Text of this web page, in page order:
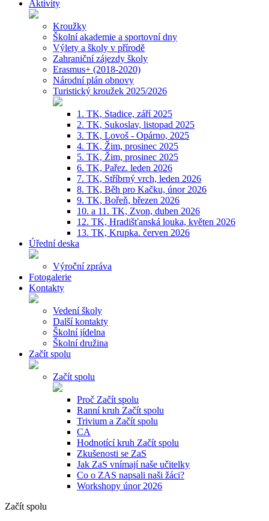
Aktivity
Kroužky
Školní akademie a sportovní dny
Výlety a školy v přírodě
Zahraniční zájezdy školy
Erasmus+ (2018-2020)
Národní plán obnovy
Turistický kroužek 2025/2026
1. TK, Stadice, září 2025
2. TK, Sukoslav, listopad 2025
3. TK, Lovoš - Opárno, 2025
4. TK, Žim, prosinec 2025
5. TK, Žim, prosinec 2025
6. TK, Pařez. leden 2026
7. TK, Stříbrný vrch, leden 2026
8. TK, Běh pro Kačku, únor 2026
9. TK, Bořeň, březen 2026
10. a 11. TK, Zvon, duben 2026
12. TK, Hradišťanská louka, květen 2026
13. TK, Krupka. červen 2026
Úřední deska
Výroční zpráva
Fotogalerie
Kontakty
Vedení školy
Další kontakty
Školní jídelna
Školní družina
Začít spolu
Začít spolu
Proč Začít spolu
Ranní kruh Začít spolu
Trivium a Začít spolu
CA
Hodnotící kruh Začít spolu
Zkušenosti se ZaS
Jak ZaS vnímají naše učitelky
Co o ZAS napsali naši žáci?
Workshopy únor 2026
Začít spolu